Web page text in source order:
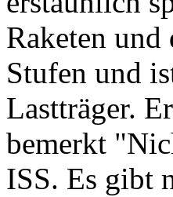
Raketen
Stufen und
Lastträger.
bemerkt
ISS. Es gibt